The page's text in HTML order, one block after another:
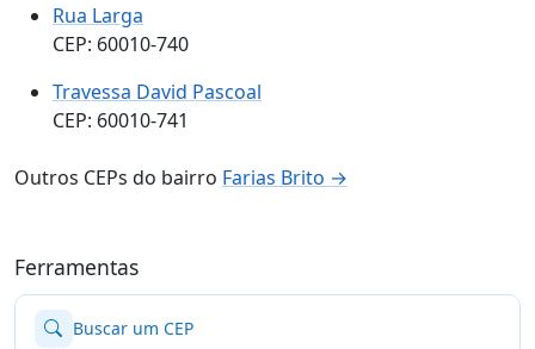
Rua Larga
CEP: 60010-740
Travessa David Pascoal
CEP: 60010-741
Outros CEPs do bairro Farias Brito →
Ferramentas
Buscar um CEP